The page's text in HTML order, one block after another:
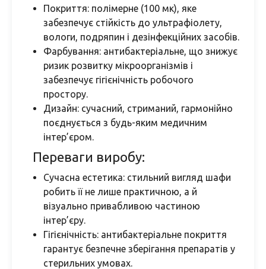
Покриття: полімерне (100 мк), яке
забезпечує стійкість до ультрафіолету,
вологи, подряпин і дезінфекційних засобів.
Фарбування: антибактеріальне, що знижує
ризик розвитку мікроорганізмів і
забезпечує гігієнічність робочого
простору.
Дизайн: сучасний, стриманий, гармонійно
поєднується з будь-яким медичним
інтер’єром.
Переваги виробу:
Сучасна естетика: стильний вигляд шафи
робить її не лише практичною, а й
візуально привабливою частиною
інтер’єру.
Гігієнічність: антибактеріальне покриття
гарантує безпечне зберігання препаратів у
стерильних умовах.